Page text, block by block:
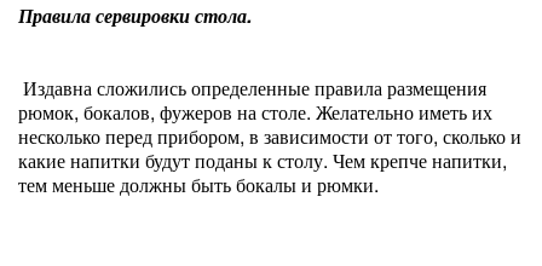
Правила сервировки стола.
Издавна сложились определенные правила размещения
рюмок, бокалов, фужеров на столе. Желательно иметь их
несколько перед прибором, в зависимости от того, сколько и
какие напитки будут поданы к столу. Чем крепче напитки,
тем меньше должны быть бокалы и рюмки.